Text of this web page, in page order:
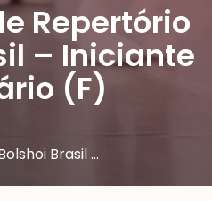
Repertório
– Iniciante
(F)
Brasil …